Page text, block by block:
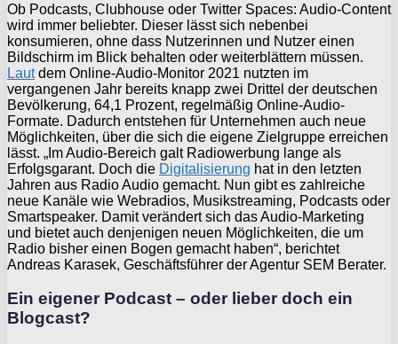
Ob Podcasts, Clubhouse oder Twitter Spaces: Audio-Content
wird immer beliebter. Dieser lässt sich nebenbei
konsumieren, ohne dass Nutzerinnen und Nutzer einen
Bildschirm im Blick behalten oder weiterblättern müssen.
Lautdem Online-Audio-Monitor 2021 nutzten im
vergangenen Jahr bereits knapp zwei Drittel der deutschen
Bevölkerung, 64,1 Prozent, regelmäßig Online-Audio-
Formate. Dadurch entstehen für Unternehmen auch neue
Möglichkeiten, über die sich die eigene Zielgruppe erreichen
lässt. „Im Audio-Bereich galt Radiowerbung lange als
Erfolgsgarant. Doch die Digitalisierung hat in den letzten
Jahren aus Radio Audio gemacht. Nun gibt es zahlreiche
neue Kanäle wie Webradios, Musikstreaming, Podcasts oder
Smartspeaker. Damit verändert sich das Audio-Marketing
und bietet auch denjenigen neuen Möglichkeiten, die um
Radio bisher einen Bogen gemacht haben“, berichtet
Andreas Karasek, Geschäftsführer der Agentur SEM Berater.
Ein eigener Podcast – oder lieber doch ein
Blogcast?